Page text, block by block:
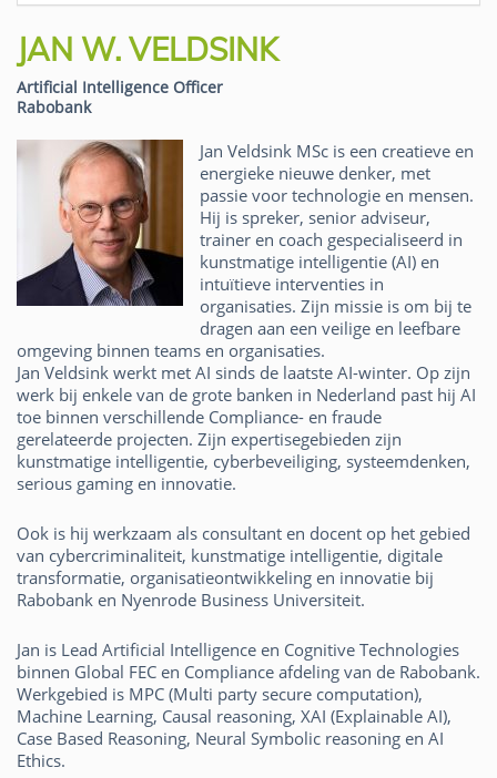
JAN W. VELDSINK
Artificial Intelligence Officer
Rabobank
Jan Veldsink MSc is een creatieve en
energieke nieuwe denker, met
passie voor technologie en mensen.
Hij is spreker, senior adviseur,
trainer en coach gespecialiseerd in
kunstmatige intelligentie (AI) en
intuïtieve interventies in
organisaties. Zijn missie is om bij te
dragen aan een veilige en leefbare
omgeving binnen teams en organisaties.
Jan Veldsink werkt met AI sinds de laatste AI-winter. Op zijn
werk bij enkele van de grote banken in Nederland past hij AI
toe binnen verschillende Compliance- en fraude
gerelateerde projecten. Zijn expertisegebieden zijn
kunstmatige intelligentie, cyberbeveiliging, systeemdenken,
serious gaming en innovatie.
Ook is hij werkzaam als consultant en docent op het gebied
van cybercriminaliteit, kunstmatige intelligentie, digitale
transformatie, organisatieontwikkeling en innovatie bij
Rabobank en Nyenrode Business Universiteit.
Jan is Lead Artificial Intelligence en Cognitive Technologies
binnen Global FEC en Compliance afdeling van de Rabobank.
Werkgebied is MPC (Multi party secure computation),
Machine Learning, Causal reasoning, XAI (Explainable AI),
Case Based Reasoning, Neural Symbolic reasoning en AI
Ethics.